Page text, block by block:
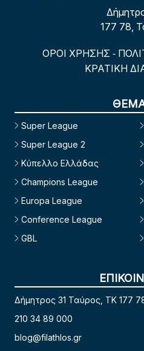
177 78,
ΟΡΟΙ ΧΡΗΣΗΣ -
ΚΡΑΤΙΚΗ
Super League
Super League 2
Κύπελλο Ελλάδας
Champions League
Europa League
Conference League
GBL
Δήμητρος 31 Ταύρος, TK 177
210 34 89 000
blog@filathlos.gr